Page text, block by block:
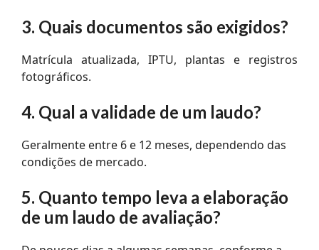
3. Quais documentos são exigidos?
Matrícula atualizada, IPTU, plantas e registros
fotográficos.
4. Qual a validade de um laudo?
Geralmente entre 6 e 12 meses, dependendo das
condições de mercado.
5. Quanto tempo leva a elaboração
de um laudo de avaliação?